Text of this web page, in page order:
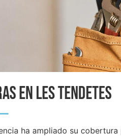
EN Les Tendetes
ha ampliado su